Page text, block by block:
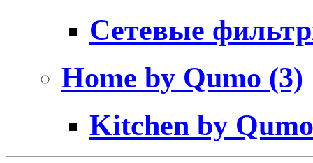
Сетевые
Home by Qumo (3)
Kitchen by